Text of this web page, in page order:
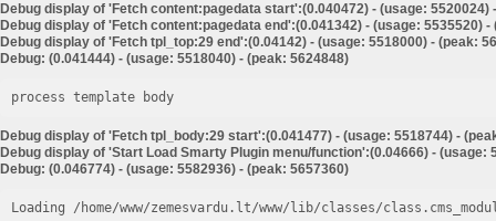
Debug display of 'Fetch content:pagedata start':(0.040472) - (usage: 5520024)
Debug display of 'Fetch content:pagedata end':(0.041342) - (usage: 5535520) -
Debug display of 'Fetch tpl_top:29 end':(0.04142) - (usage: 5518000) - (peak:
Debug: (0.041444) - (usage: 5518040) - (peak: 5624848)
process template body
Debug display of 'Fetch tpl_body:29 start':(0.041477) - (usage: 5518744) -
Debug display of 'Start Load Smarty Plugin menu/function':(0.04666) - (usage:
Debug: (0.046774) - (usage: 5582936) - (peak: 5657360)
Loading /home/www/zemesvardu.lt/www/lib/classes/